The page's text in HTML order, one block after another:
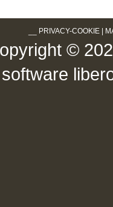
PRIVACY-COOKIE
©